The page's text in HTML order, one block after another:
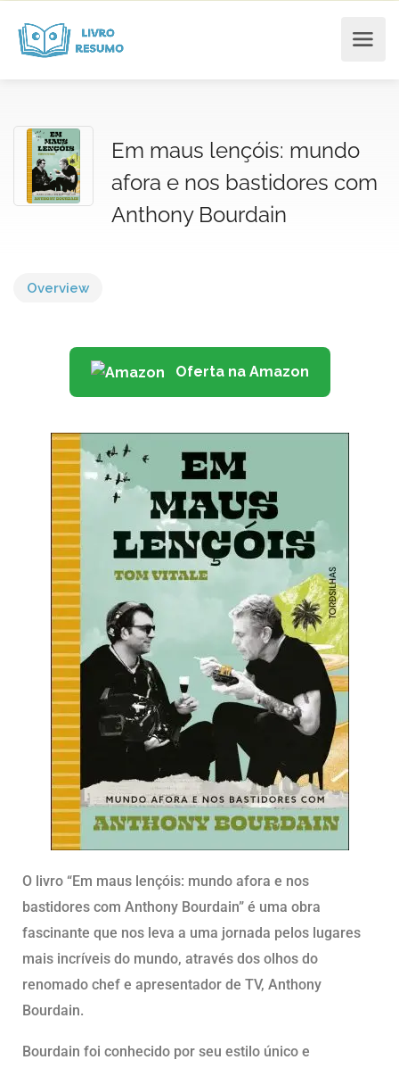
Em maus lençóis: mundo
afora e nos bastidores com
Anthony Bourdain
Overview
Oferta na Amazon
O livro “Em maus lençóis: mundo afora e nos
bastidores com Anthony Bourdain” é uma obra
fascinante que nos leva a uma jornada pelos lugares
mais incríveis do mundo, através dos olhos do
renomado chef e apresentador de TV, Anthony
Bourdain.
Bourdain foi conhecido por seu estilo único e